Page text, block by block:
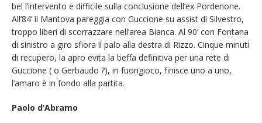
bel l’intervento e difficile sulla conclusione dell’ex Pordenone.
All’84’ il Mantova pareggia con Guccione su assist di Silvestro,
troppo liberi di scorrazzare nell’area Bianca. Al 90’ con Fontana
di sinistro a giro sfiora il palo alla destra di Rizzo. Cinque minuti
di recupero, la apro evita la beffa definitiva per una rete di
Guccione ( o Gerbaudo ?), in fuorigioco, finisce uno a uno,
l’amaro è in fondo alla partita.
Paolo d’Abramo